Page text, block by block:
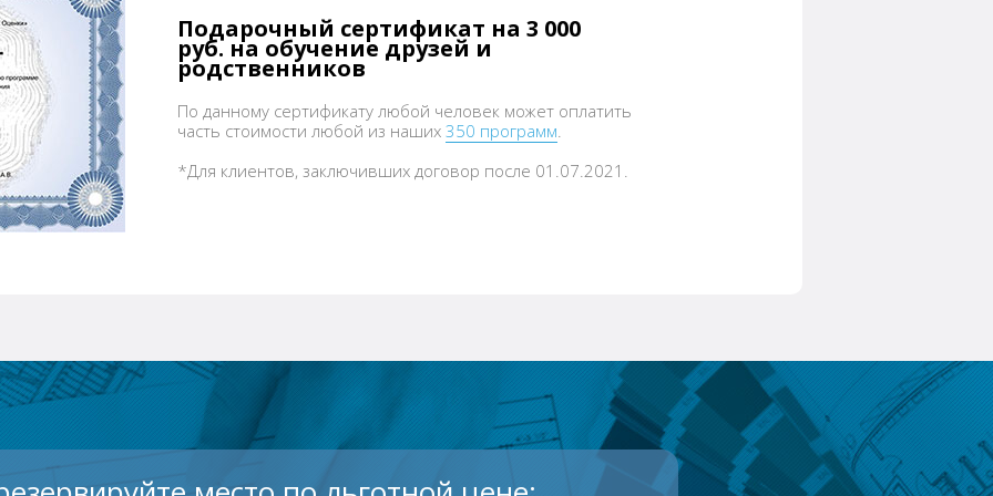
Подарочный сертификат на 3 000
руб. на обучение друзей и
родственников
По данному сертификату любой человек может оплатить
часть стоимости любой из наших 350 программ
*Для клиентов, заключивших договор после 01.07.2021.